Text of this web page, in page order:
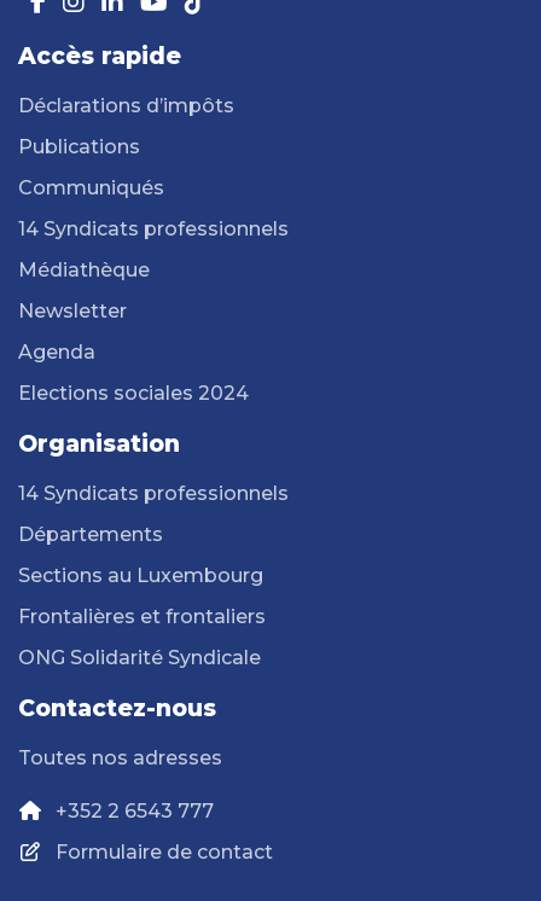
Accès rapide
Déclarations d’impôts
Publications
Communiqués
14 Syndicats professionnels
Médiathèque
Newsletter
Agenda
Elections sociales 2024
Organisation
14 Syndicats professionnels
Départements
Sections au Luxembourg
Frontalières et frontaliers
ONG Solidarité Syndicale
Contactez-nous
Toutes nos adresses
+352 2 6543 777
Formulaire de contact